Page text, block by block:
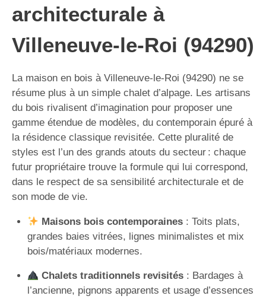
architecturale à
Villeneuve-le-Roi (94290)
La maison en bois à Villeneuve-le-Roi (94290) ne se
résume plus à un simple chalet d’alpage. Les artisans
du bois rivalisent d’imagination pour proposer une
gamme étendue de modèles, du contemporain épuré à
la résidence classique revisitée. Cette pluralité de
styles est l’un des grands atouts du secteur : chaque
futur propriétaire trouve la formule qui lui correspond,
dans le respect de sa sensibilité architecturale et de
son mode de vie.
Maisons bois contemporaines: Toits plats,
grandes baies vitrées, lignes minimalistes et mix
bois/matériaux modernes.
Chalets traditionnels revisités: Bardages à
l’ancienne, pignons apparents et usage d’essences